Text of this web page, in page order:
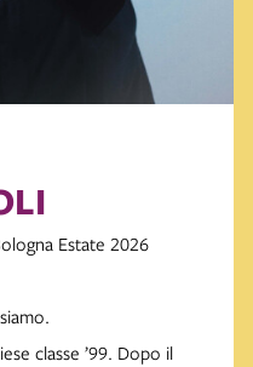
Estate 2026
classe ’99. Dopo il